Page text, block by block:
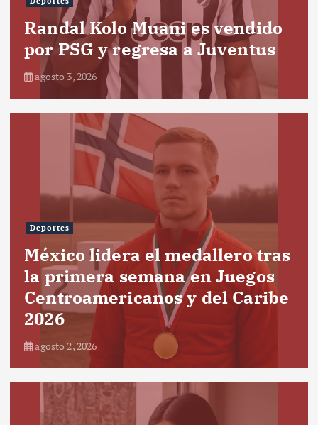
Randal Kolo Muani es vendido
por PSG y regresa a Juventus
agosto 3, 2026
Deportes
México lidera el medallero tras
la primera semana en Juegos
Centroamericanos y del Caribe
2026
agosto 2, 2026